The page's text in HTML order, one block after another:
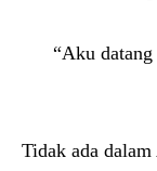
“Aku
Tidak ada